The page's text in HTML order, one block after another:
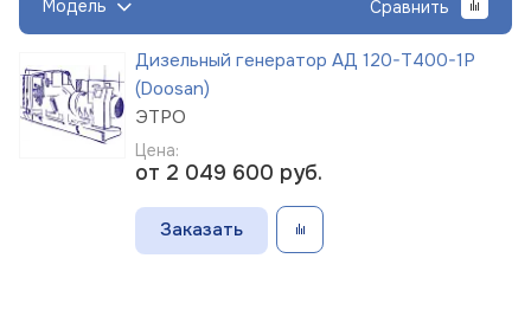
Модель Сравнить
Дизельный генератор АД 120-Т400-1Р
(Doosan)
ЭТРО
Цена:
от 2 049 600 руб.
Заказать